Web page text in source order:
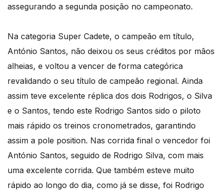
assegurando a segunda posição no campeonato.
Na categoria Super Cadete, o campeão em título,
António Santos, não deixou os seus créditos por mãos
alheias, e voltou a vencer de forma categórica
revalidando o seu título de campeão regional. Ainda
assim teve excelente réplica dos dois Rodrigos, o Silva
e o Santos, tendo este Rodrigo Santos sido o piloto
mais rápido os treinos cronometrados, garantindo
assim a pole position. Nas corrida final o vencedor foi
António Santos, seguido de Rodrigo Silva, com mais
uma excelente corrida. Que também esteve muito
rápido ao longo do dia, como já se disse, foi Rodrigo